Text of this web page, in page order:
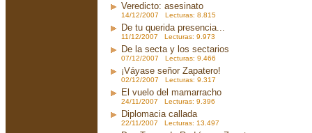
Veredicto: asesinato
14/12/2007 Lecturas: 8.815
De tu querida presencia...
11/12/2007 Lecturas: 9.973
De la secta y los sectarios
07/12/2007 Lecturas: 9.466
¡Váyase señor Zapatero!
02/12/2007 Lecturas: 9.317
El vuelo del mamarracho
24/11/2007 Lecturas: 9.396
Diplomacia callada
22/11/2007 Lecturas: 13.497